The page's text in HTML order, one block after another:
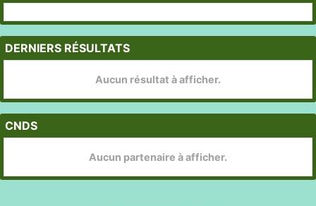
DERNIERS RÉSULTATS
Aucun résultat à afficher.
CNDS
Aucun partenaire à afficher.